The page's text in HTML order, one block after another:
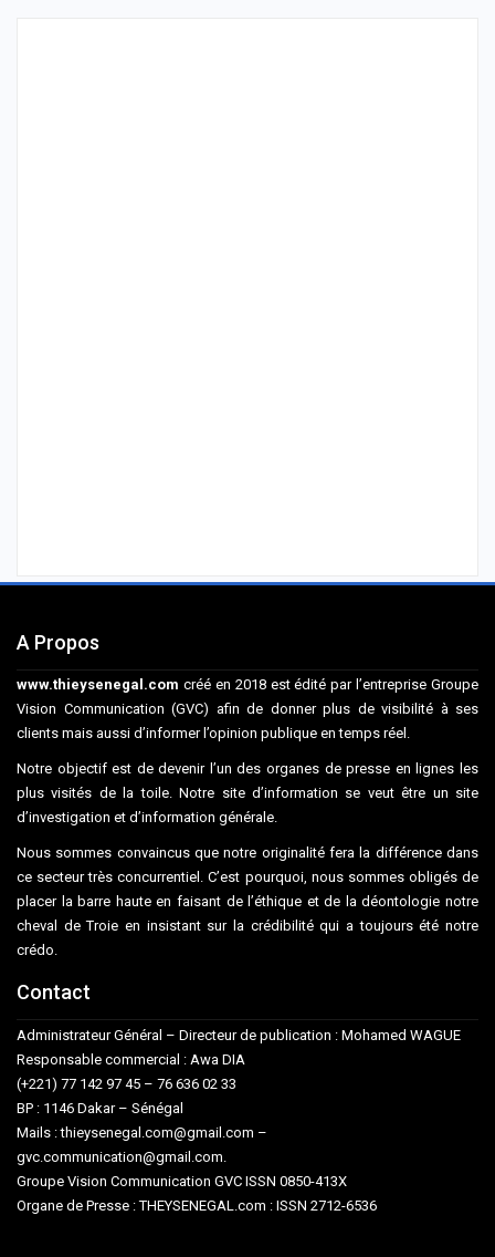
A Propos
www.thieysenegal.com créé en 2018 est édité par l’entreprise Groupe
Vision Communication (GVC) afin de donner plus de visibilité à ses
clients mais aussi d’informer l’opinion publique en temps réel.
Notre objectif est de devenir l’un des organes de presse en lignes les
plus visités de la toile. Notre site d’information se veut être un site
d’investigation et d’information générale.
Nous sommes convaincus que notre originalité fera la différence dans
ce secteur très concurrentiel. C’est pourquoi, nous sommes obligés de
placer la barre haute en faisant de l’éthique et de la déontologie notre
cheval de Troie en insistant sur la crédibilité qui a toujours été notre
crédo.
Contact
Administrateur Général – Directeur de publication : Mohamed WAGUE
Responsable commercial : Awa DIA
(+221) 77 142 97 45 – 76 636 02 33
BP : 1146 Dakar – Sénégal
Mails : thieysenegal.com@gmail.com –
gvc.communication@gmail.com.
Groupe Vision Communication GVC ISSN 0850-413X
Organe de Presse : THEYSENEGAL.com : ISSN 2712-6536